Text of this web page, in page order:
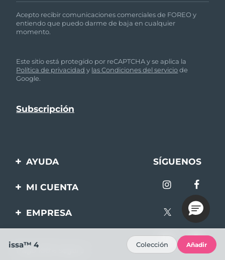
Acepto recibir comunicaciones comerciales de FOREO y
entiendo que puedo darme de baja en cualquier
momento.
Este sitio está protegido por reCAPTCHA y se aplica la
Política de privacidad y las Condiciones del serviciode
Google.
AYUDA
Contáctanos
SÍGUENOS
MI CUENTA
Registro de productos
Ayuda
EMPRESA
Pago 100% seguro
issa™ 4 Colección Añadir